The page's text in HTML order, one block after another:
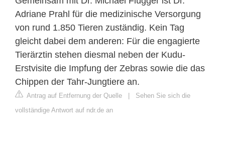
Adriane Prahl für die medizinische Versorgung
von rund 1.850 Tieren zuständig. Kein Tag
gleicht dabei dem anderen: Für die engagierte
Tierärztin stehen diesmal neben der Kudu-
Erstvisite die Impfung der Zebras sowie die das
Chippen der Tahr-Jungtiere an.
Antrag auf Entfernung der Quelle | Sehen Sie sich die
vollständige Antwort auf ndr.de an